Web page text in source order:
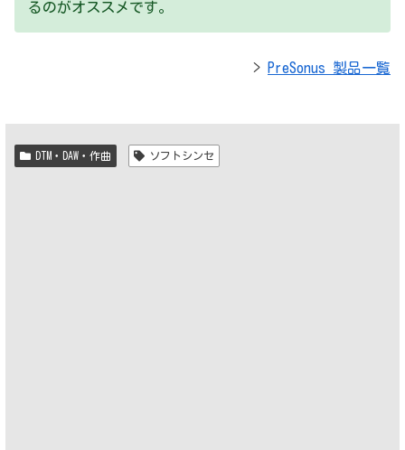
るのがオススメです。
> PreSonus 製品一覧
DTM・DAW・作曲 ソフトシンセ